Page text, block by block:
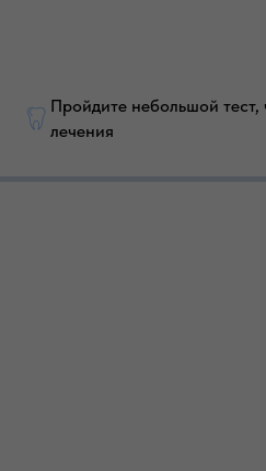
Пройдите небольшой тест,
лечения